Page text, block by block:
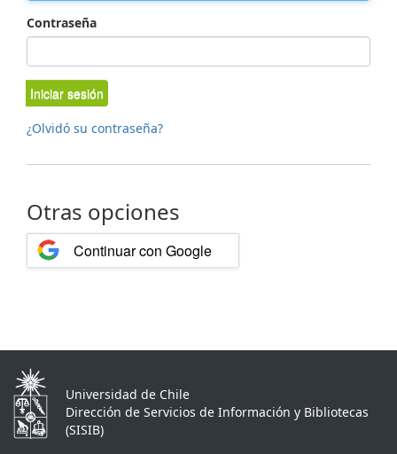
Contraseña
Iniciar sesión
¿Olvidó su contraseña?
Otras opciones
Continuar con Google
Universidad de Chile
Dirección de Servicios de Información y Bibliotecas
(SISIB)